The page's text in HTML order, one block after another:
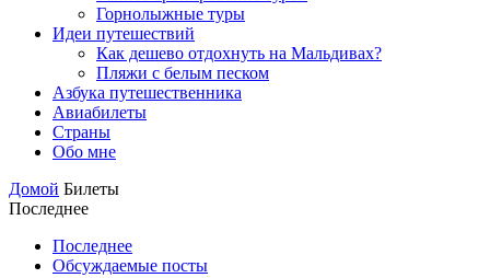
Горнолыжные туры
Идеи путешествий
Как дешево отдохнуть на Мальдивах?
Пляжи с белым песком
Азбука путешественника
Авиабилеты
Страны
Обо мне
Домой Билеты
Последнее
Последнее
Обсуждаемые посты